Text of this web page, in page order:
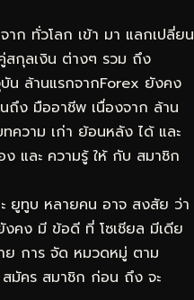
ก ทั่วโลก เข้า มา แลกเปลี่ยน
สกุลเงิน ต่างๆ รวม ถึง
น ล้านแรกจากForex ยังคง
ถึง มืออาชีพ เนื่องจาก ล้าน
ความ เก่า ย้อนหลัง ได้ และ
และ ความรู้ ให้ กับ สมาชิก
ยูทูบ หลายคน อาจ สงสัย ว่า
คง มี ข้อดี ที่ โซเชียล มีเดีย
ย การ จัด หมวดหมู่ ตาม
มัคร สมาชิก ก่อน ถึง จะ